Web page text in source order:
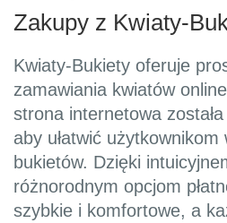
Zakupy z Kwiaty-
Kwiaty-Bukiety oferuje
zamawiania kwiatów
strona internetowa
aby ułatwić
bukietów. Dzięki
różnorodnym opcjom
szybkie i komfortowe, a